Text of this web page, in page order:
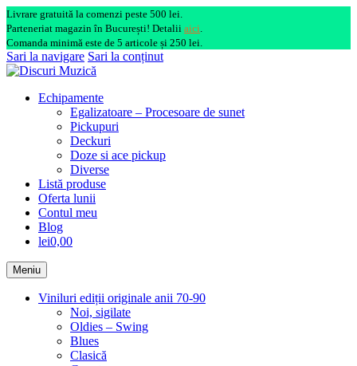
Livrare gratuită la comenzi peste 500 lei.
Parteneriat magazin în București! Detalii aici.
Comanda minimă este de 5 articole și 250 lei.
Sari la navigare Sari la conținut
Echipamente
Egalizatoare – Procesoare de sunet
Pickupuri
Deckuri
Doze si ace pickup
Diverse
Listă produse
Oferta lunii
Contul meu
Blog
lei0,00
Meniu
Viniluri ediții originale anii 70-90
Noi, sigilate
Oldies – Swing
Blues
Clasică